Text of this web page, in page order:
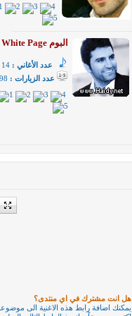
البوم White Page
عدد الأغاني :14
عدد الزيارات :
هل انت مشترك في اي منتدى؟
يمكنك اضافة رابط هذه الاغنية الى